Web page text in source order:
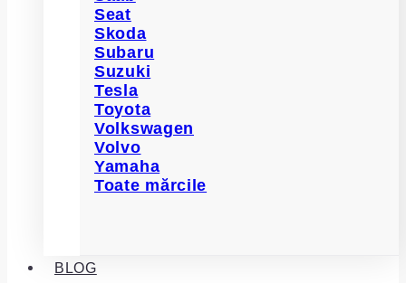
Seat
Skoda
Subaru
Suzuki
Tesla
Toyota
Volkswagen
Volvo
Yamaha
Toate mărcile
BLOG